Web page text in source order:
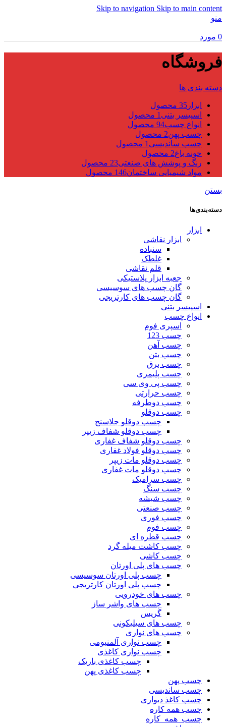
Skip to navigation Skip to main content
منو
0 مورد
فروشگاه
دسته بندی ها
ابزار 35 محصول
اسپیسر بتنی 1 محصول
انواع چسب94 محصول
چسب پهن2 محصول
چسب ساندیسی 1 محصول
خونه باغ2 محصول
رنگ و پوشش های صنعتی23 محصول
مواد شیمیایی ساختمان146 محصول
بستن
دسته‌بندی‌ها
ابزار
ابزار نقاشی
سنباده
غلطک
قلم نقاشی
جعبه ابزار پلاستیکی
گان چسب های سوسیسی
گان چسب های کارتریجی
اسپیسر بتنی
انواع چسب
اسپری فوم
چسب 123
چسب آهن
چسب بتن
چسب برق
چسب پلیمری
چسب پی وی سی
چسب حرارتی
چسب دوطرفه
چسب دوقلو
چسب دوقلو جلاسنج
چسب دوقلو شفاف زیپر
چسب دوقلو شفاف غفاری
چسب دوقلو فولاد غفاری
چسب دوقلو مات زیپر
چسب دوقلو مات غفاری
چسب سرامیک
چسب سنگ
چسب شیشه
چسب صنعتی
چسب فوری
چسب فوم
چسب قطره ای
چسب کاشت میله گرد
چسب کاشی
چسب های پلی اورتان
چسب پلی اورتان سوسیسی
چسب پلی اورتان کارتریجی
چسب های خودرویی
چسب های واشر ساز
گریس
چسب های سیلیکونی
چسب های نواری
چسب نواری آلمنیومی
چسب نواری کاغذی
چسب کاغذی باریک
چسب کاغذی پهن
چسب پهن
چسب ساندیسی
چسب کاغذ دیواری
چسب همه کاره
چسب_همه_کاره